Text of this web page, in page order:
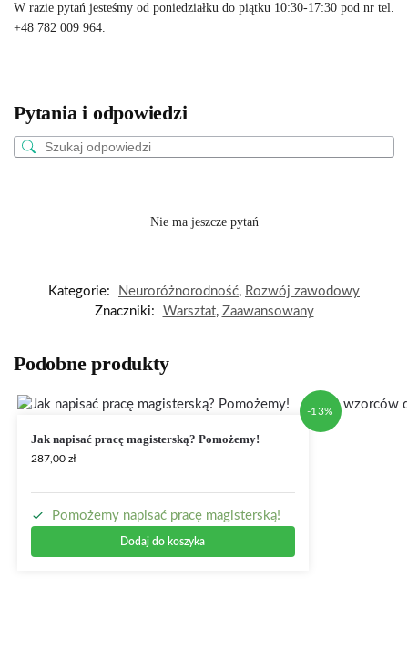
W razie pytań jesteśmy od poniedziałku do piątku 10:30-17:30 pod nr tel.
+48 782 009 964.
Pytania i odpowiedzi
Nie ma jeszcze pytań
Kategorie: Neuroróżnorodność, Rozwój zawodowy
Znaczniki:
Warsztat, Zaawansowany
Podobne produkty
Jak napisać pracę magisterską? Pomożemy!
287,00 zł
Pomożemy napisać pracę magisterską!
Dodaj do koszyka
-13%